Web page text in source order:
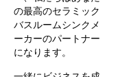
の最高のセラミック
バスルームシンクメ
ーカーのパートナー
になります。